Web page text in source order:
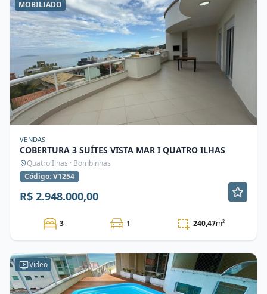
MOBILIADO
VENDAS
COBERTURA 3 SUÍTES VISTA MAR I QUATRO ILHAS
Quatro Ilhas · Bombinhas
Código: V1254
R$ 2.948.000,00
3 1 240,47m²
Vídeo